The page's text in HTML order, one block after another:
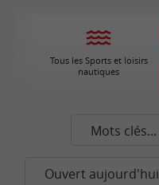
Tous les Sports et loisirs
nautiques
Mots clés...
Ouvert aujourd'hui